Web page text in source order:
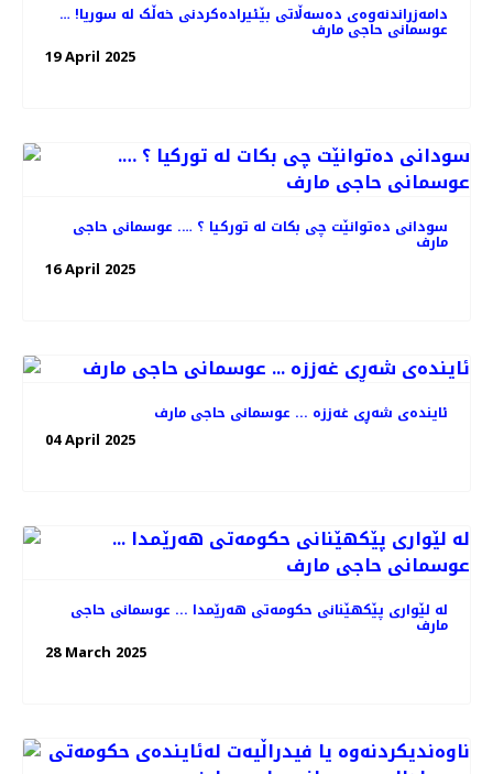
دامەزراندنەوەی دەسەڵاتی بێئیرادەکردنی خەڵک لە سوریا! …
عوسمانی حاجی مارف
19 April 2025
سودانی دەتوانێت چی بکات لە تورکیا ؟ …. عوسمانی حاجی
مارف
16 April 2025
ئایندەی شەڕی غەززە ... عوسمانی حاجی مارف
04 April 2025
لە لێواری پێکهێنانی حکومەتی هەرێمدا ... عوسمانی حاجی
مارف
28 March 2025